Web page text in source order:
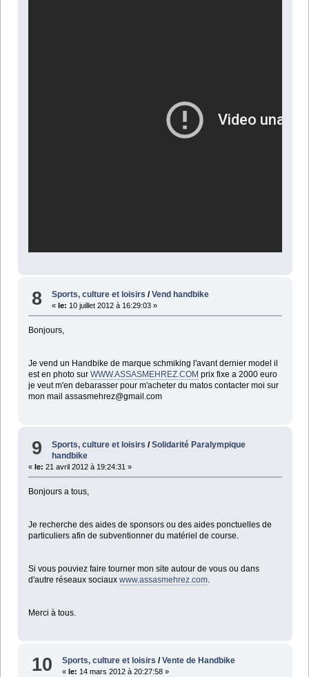
8 Sports, culture et loisirs /Vend handbike
«le: 10 juillet 2012 à 16:29:03 »
Bonjours,
Je vend un Handbike de marque schmiking l'avant dernier model il
est en photo sur WWW.ASSASMEHREZ.COM prix fixe a 2000 euro
je veut m'en debarasser pour m'acheter du matos contacter moi sur
mon mail assasmehrez@gmail.com
9 Sports, culture et loisirs /Solidarité Paralympique
handbike
« le: 21 avril 2012 à 19:24:31 »
Bonjours a tous,
Je recherche des aides de sponsors ou des aides ponctuelles de
particuliers afin de subventionner du matériel de course.
Si vous pouviez faire tourner mon site autour de vous ou dans
d'autre réseaux sociaux www.assasmehrez.com.
Merci à tous.
10 Sports, culture et loisirs /Vente de Handbike
«le: 14 mars 2012 à 20:27:58 »